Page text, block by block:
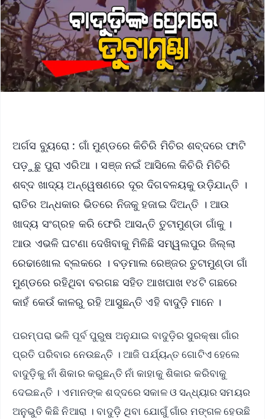
ଅର୍ଗସ ବ୍ୟୁରୋ : ଗାଁ ମୁଣ୍ଡରେ କିଚିରି ମିଚିର ଶବ୍ଦରେ ଫାଟି
ପଡ଼ୁଛୁ ପୁରା ଏରିଆ । ସଞ୍ଜ ନଇଁ ଆସିଲେ କିଚିରି ମିଚିରି
ଶବ୍ଦ ଖାଦ୍ୟ ଅନ୍ୱେଷଣରେ ଦୂର ଦିଗବଳୟକୁ ଉଡ଼ିଯାନ୍ତି ।
ରାତିର ଅନ୍ଧକାର ଭିତରେ ନିଜକୁ ହଜାଇ ଦିଅନ୍ତି । ଆଉ
ଖାଦ୍ୟ ସଂଗ୍ରହ କରି ଫେରି ଆସନ୍ତି ତୁଟାମୁଣ୍ଡା ଗାଁକୁ ।
ଆଉ ଏଭଳି ଘଟଣା ଦେଖିବାକୁ ମିଳିଛି ସମ୍ୱଲପୁର ଜିଲ୍ଲା
ରେଢାଖୋଲ ବ୍ଲକରେ । ବଡ଼ମାଲ ରେଞ୍ଜର ତୁଟାମୁଣ୍ଡା ଗାଁ
ମୁଣ୍ଡରେ ରହିଥିବା ବରଗଛ ସହିତ ଆଖପାଖ ୧୪ଟି ଗଛରେ
କାହଁ କେଉଁ କାଳରୁ ରହି ଆସୁଛନ୍ତି ଏହି ବାଦୁଡ଼ି ମାନେ ।
ପରମ୍ପରା ଭଳି ପୂର୍ବ ପୁରୁଷ ଅନୁଯାଇ ବାଦୁଡ଼ିର ସୁରକ୍ଷା ଗାଁର
ପ୍ରତି ପରିବାର ନେଉଛନ୍ତି । ଆଜି ପର୍ଯ୍ୟନ୍ତ ଗୋଟିଏ ହେଲେ
ବାଦୁଡ଼ିକୁ ନାଁ ଶିକାର କରୁଛନ୍ତି ନାଁ କାହାକୁ ଶିକାର କରିବାକୁ
ଦେଇଛନ୍ତି । ଏମାନଙ୍କ ଶଦ୍ଦରେ ସକାଳ ଓ ସନ୍ଧ୍ୟାର ସମୟର
ଅନୁଭୁତି କିଛି ନିଆରା । ବାଦୁଡ଼ି ଥିବା ଯୋଗୁଁ ଗାଁର ମଙ୍ଗଳ ହେଉଛି